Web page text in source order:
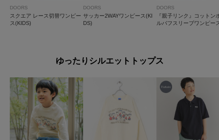
DOORS
スクエア レース切替ワンピー
ス(KIDS)
DOORS
サッカー2WAYワンピース(KI
DS)
DOORS
『親子リンク』コットン
ルパフスリーブワンピー
ゆったりシルエットトップス